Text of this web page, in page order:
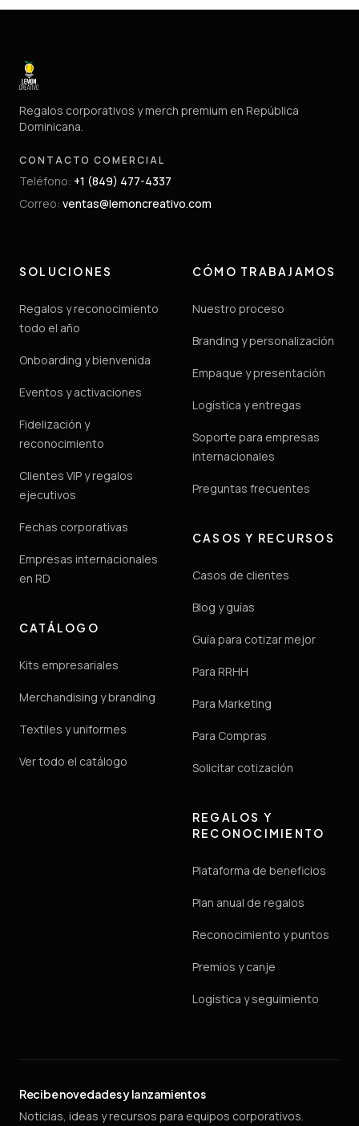
Regalos corporativos y merch premium en República
Dominicana.
CONTACTO COMERCIAL
Teléfono: +1 (849) 477-4337
Correo: ventas@lemoncreativo.com
SOLUCIONES
Regalos y reconocimiento
todo el año
Onboarding y bienvenida
Eventos y activaciones
Fidelización y
reconocimiento
Clientes VIP y regalos
ejecutivos
Fechas corporativas
Empresas internacionales
en RD
CATÁLOGO
Kits empresariales
Merchandising y branding
Textiles y uniformes
Ver todo el catálogo
CÓMO TRABAJAMOS
Nuestro proceso
Branding y personalización
Empaque y presentación
Logística y entregas
Soporte para empresas
internacionales
Preguntas frecuentes
CASOS Y RECURSOS
Casos de clientes
Blog y guías
Guía para cotizar mejor
Para RRHH
Para Marketing
Para Compras
Solicitar cotización
REGALOS Y
RECONOCIMIENTO
Plataforma de beneficios
Plan anual de regalos
Reconocimiento y puntos
Premios y canje
Logística y seguimiento
Recibe novedades y lanzamientos
Noticias, ideas y recursos para equipos corporativos.